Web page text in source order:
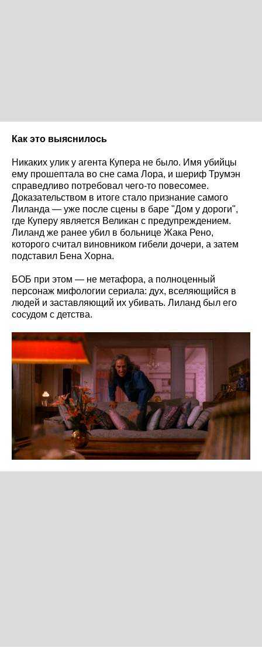
Как это выяснилось
Никаких улик у агента Купера не было. Имя убийцы
ему прошептала во сне сама Лора, и шериф Трумэн
справедливо потребовал чего-то повесомее.
Доказательством в итоге стало признание самого
Лиланда — уже после сцены в баре "Дом у дороги",
где Куперу является Великан с предупреждением.
Лиланд же ранее убил в больнице Жака Рено,
которого считал виновником гибели дочери, а затем
подставил Бена Хорна.
БОБ при этом — не метафора, а полноценный
персонаж мифологии сериала: дух, вселяющийся в
людей и заставляющий их убивать. Лиланд был его
сосудом с детства.